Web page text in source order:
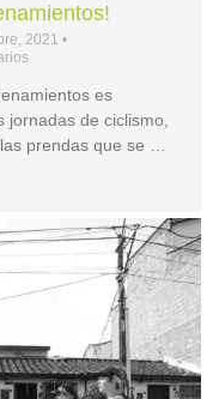
2021 •
es
jornadas de ciclismo,
prendas que se …